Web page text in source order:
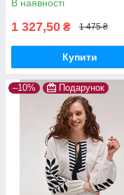
В наявності
1 327,50 ₴ 1 475 ₴
Купити
–10% Подарунок